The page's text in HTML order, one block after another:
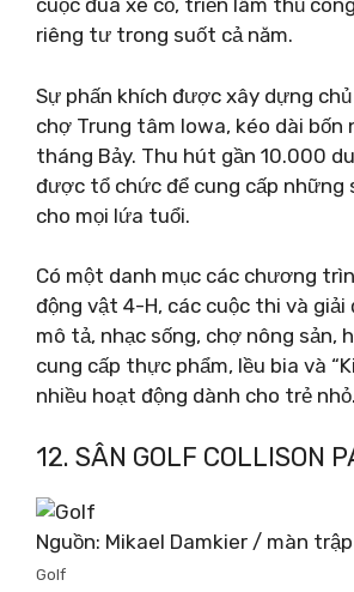
cuộc đua xe cổ, triển lãm thủ
riêng tư trong suốt cả năm.
Sự phấn khích được xây dựng chủ
chợ Trung tâm Iowa, kéo dài bốn
tháng Bảy. Thu hút gần 10.000
được tổ chức để cung cấp những
cho mọi lứa tuổi.
Có một danh mục các chương
động vật 4-H, các cuộc thi và giải
mô tả, nhạc sống, chợ nông sản,
cung cấp thực phẩm, lều bia và
nhiều hoạt động dành cho trẻ nhỏ.
12. SÂN GOLF COLLISON
Nguồn: Mikael Damkier / màn trập
Golf